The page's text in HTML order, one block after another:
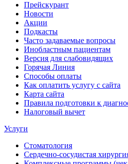
Прейскурант
Новости
Акции
Подкасты
Часто задаваемые вопросы
Инобластным пациентам
Версия для слабовидящих
Горячая Линия
Способы оплаты
Как оплатить услугу с сайта
Карта сайта
Правила подготовки к
Налоговый вычет
Услуги
Стоматология
Сердечно-сосудистая